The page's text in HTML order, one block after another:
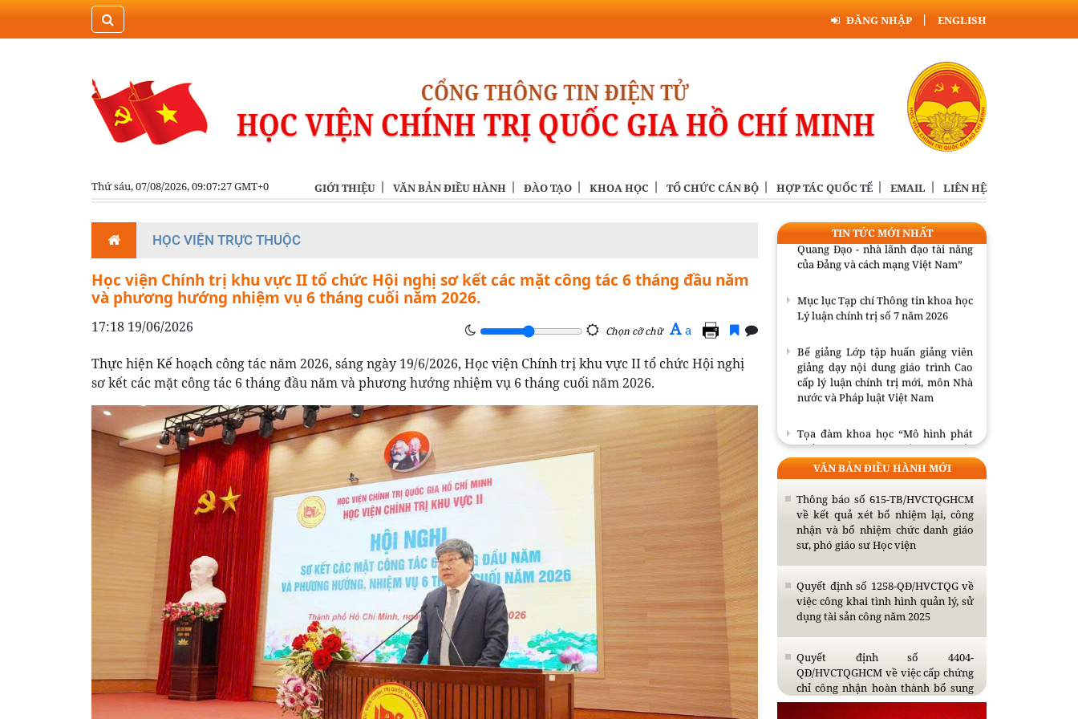
ĐĂNG NHẬP ENGLISH
Thứ sáu, 07/08/2026, 09:07:27 GMT+0 GIỚI THIỆU VĂN BẢN ĐIỀU HÀNH ĐÀO TẠO KHOA HỌC TỔ CHỨC CÁN BỘ HỢP TÁC QUỐC TẾ EMAIL LIÊN HỆ
HỌC VIỆN TRỰC THUỘC
Học viện Chính trị khu vực II tổ chức Hội nghị sơ kết các mặt công tác 6 tháng đầu năm
và phương hướng nhiệm vụ 6 tháng cuối năm 2026.
17:18 19/06/2026 Chọn cỡ chữ A a
Thực hiện Kế hoạch công tác năm 2026, sáng ngày 19/6/2026, Học viện Chính trị khu vực II tổ chức Hội nghị
sơ kết các mặt công tác 6 tháng đầu năm và phương hướng nhiệm vụ 6 tháng cuối năm 2026.
TIN TỨC MỚI NHẤT
Mục lục Tạp chí Thông tin khoa học
Bế giảng Lớp tập huấn giảng viên
giảng dạy nội dung giáo trình Cao
cấp lý luận chính trị mới, môn Nhà
nước và Pháp luật Việt Nam
năm 2130”
Hội thảo khoa học “Đồng chí Lê
Quang Đạo - nhà lãnh đạo tài năng
của Đảng và cách mạng Việt Nam”
Mục lục Tạp chí Thông tin khoa học
Lý luận chính trị số 7 năm 2026
Bế giảng Lớp tập huấn giảng viên
giảng dạy nội dung giáo trình Cao
cấp lý luận chính trị mới, môn Nhà
nước và Pháp luật Việt Nam
Tọa đàm khoa học “Mô hình phát
triển Việt Nam trong tầm nhìn đến
năm 2130”
Hội thảo khoa học “Đồng chí Lê
Quang Đạo - nhà lãnh đạo tài năng
của Đảng và cách mạng Việt Nam”
Bế giảng Lớp tập huấn giảng viên
nước và Pháp luật Việt Nam
VĂN BẢN ĐIỀU HÀNH MỚI
Thông báo số 615-TB/HVCTQGHCM
về kết quả xét bổ nhiệm lại, công
nhận và bổ nhiệm chức danh giáo
sư, phó giáo sư Học viện
Quyết định số 1258-QĐ/HVCTQG về
việc công khai tình hình quản lý, sử
dụng tài sản công năm 2025
Quyết định số 4404-
QĐ/HVCTQGHCM về việc cấp chứng
chỉ công nhận hoàn thành bổ sung
kiến thức dự tuyển đào tạo trình độ